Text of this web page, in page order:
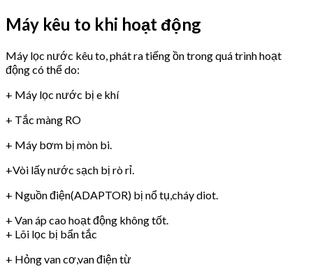
Máy kêu to khi hoạt động
Máy lọc nước kêu to, phát ra tiếng ồn trong quá trình hoạt
động có thể do:
+ Máy lọc nước bị e khí
+ Tắc màng RO
+ Máy bơm bị mòn bi.
+Vòi lấy nước sạch bị rò rỉ.
+ Nguồn điện(ADAPTOR) bị nổ tụ,cháy diot.
+ Van áp cao hoạt động không tốt.
+ Lõi lọc bị bẩn tắc
+ Hỏng van cơ,van điện từ